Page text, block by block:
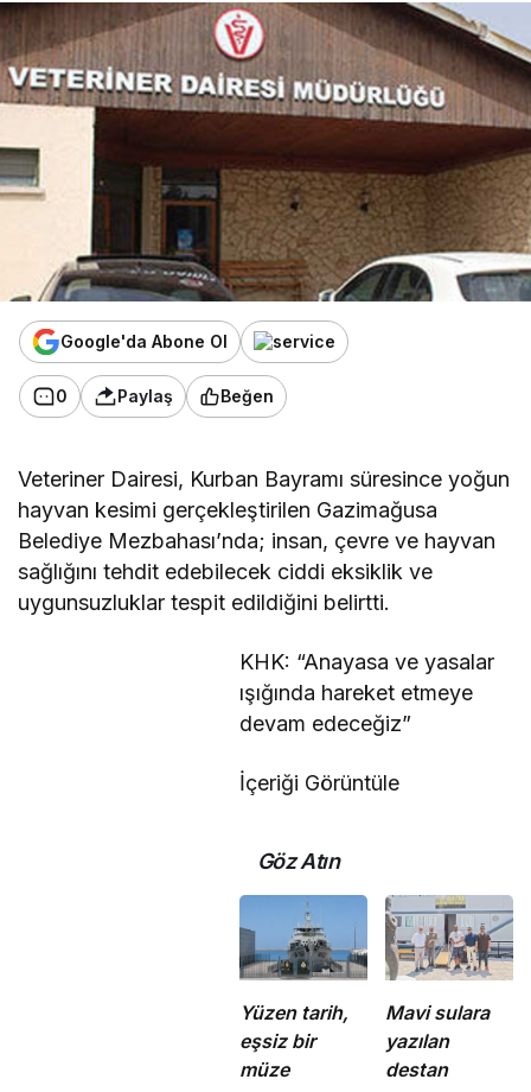
Google'da Abone Ol
0 Paylaş Beğen
Veteriner Dairesi, Kurban Bayramı süresince yoğun
hayvan kesimi gerçekleştirilen Gazimağusa
Belediye Mezbahası’nda; insan, çevre ve hayvan
sağlığını tehdit edebilecek ciddi eksiklik ve
uygunsuzluklar tespit edildiğini belirtti.
KHK: “Anayasa ve yasalar
ışığında hareket etmeye
devam edeceğiz”
İçeriği Görüntüle
Göz Atın
Yüzen tarih,
eşsiz bir
müze
Mavi sulara
yazılan
destan